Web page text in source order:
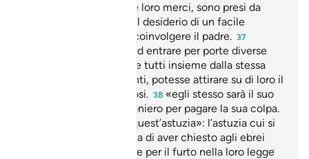
Giuseppe, ritrovando le loro merci, sono presi da
entusiasmo e, spinti dal desiderio di un facile
guadagno, cercano di coinvolgere il padre. 37
Giacobbe invita i figli ad entrare per porte diverse
per evitare che l’entrare tutti insieme dalla stessa
porta, giovani e prestanti, potesse attirare su di loro il
malocchio degli invidiosi. 38 «egli stesso sarà il suo
riscatto»: rimarrà prigioniero per pagare la sua colpa.
«Suggerimmo Noi quest’astuzia»: l’astuzia cui si
riferisce il testo è quella di aver chiesto agli ebrei
quale fosse la punizione per il furto nella loro legge